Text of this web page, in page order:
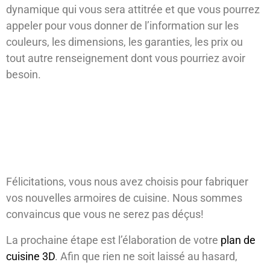
dynamique qui vous sera attitrée et que vous pourrez
appeler pour vous donner de l’information sur les
couleurs, les dimensions, les garanties, les prix ou
tout autre renseignement dont vous pourriez avoir
besoin.
Félicitations, vous nous avez choisis pour fabriquer
vos nouvelles armoires de cuisine. Nous sommes
convaincus que vous ne serez pas déçus!
La prochaine étape est l’élaboration de votre plan de
cuisine 3D. Afin que rien ne soit laissé au hasard,